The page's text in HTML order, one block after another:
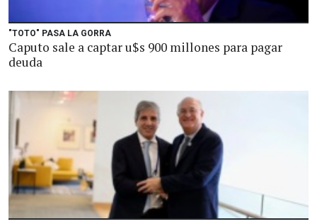
"TOTO" PASA LA GORRA
Caputo sale a captar u$s 900 millones para pagar
deuda